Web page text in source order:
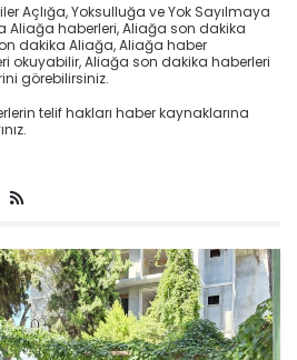
Açlığa, Yoksulluğa ve Yok Sayılmaya
Aliağa haberleri, Aliağa son dakika
dakika Aliağa, Aliağa haber
okuyabilir, Aliağa son dakika haberleri
görebilirsiniz.
telif hakları haber kaynaklarına